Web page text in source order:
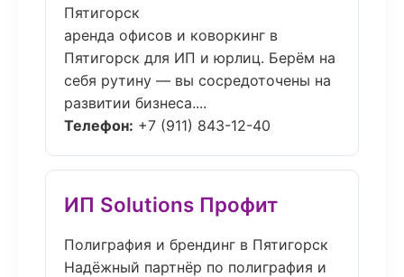
Пятигорск
аренда офисов и коворкинг в
Пятигорск для ИП и юрлиц. Берём на
себя рутину — вы сосредоточены на
развитии бизнеса....
Телефон: +7 (911) 843-12-40
ИП Solutions Профит
Полиграфия и брендинг в Пятигорск
Надёжный партнёр по полиграфия и